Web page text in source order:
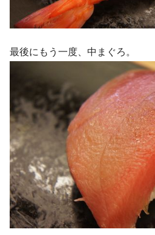
最後にもう一度、中まぐろ。